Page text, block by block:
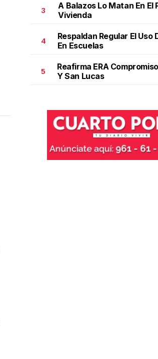
3
A Balazos Lo Matan En El
Vivienda
4
Respaldan Regular El Uso
En Escuelas
5
Reafirma ERA
Y San Lucas